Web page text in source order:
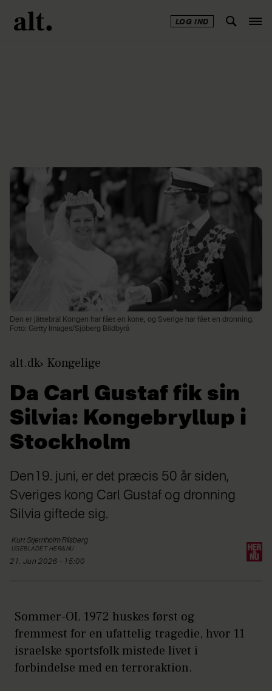
LOG IND
Den er jättebra! Kongen har fået en kone, og Sverige har fået en dronning.
Foto: Getty Images/Sjöberg Bildbyrå
alt.dk Kongelige
Da Carl Gustaf fik sin
Silvia: Kongebryllup i
Stockholm
Den19. juni, er det præcis 50 år siden,
Sveriges kong Carl Gustaf og dronning
Silvia giftede sig.
KurtStjernholm Riisberg
UGEBLADET HER&NU
21. Jun 2026 - 15:00
Sommer-OL 1972 huskes først og
fremmest for en ufattelig tragedie, hvor 11
israelske sportsfolk mistede livet i
forbindelse med en terroraktion.